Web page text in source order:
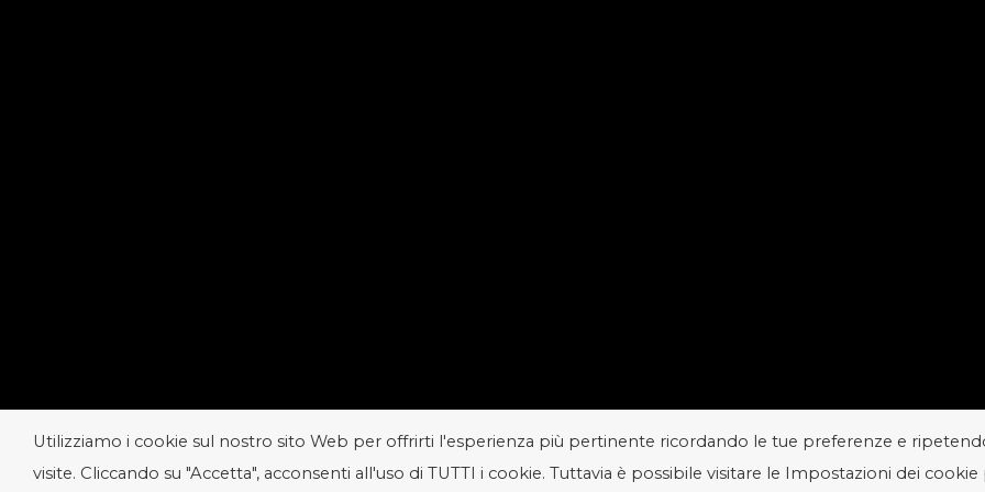
Utilizziamo i cookie sul nostro sito Web per offrirti l'esperienza più pertinente ricordando le tue preferenze e
visite. Cliccando su "Accetta", acconsenti all'uso di TUTTI i cookie. Tuttavia è possibile visitare le Impostazioni dei cookie